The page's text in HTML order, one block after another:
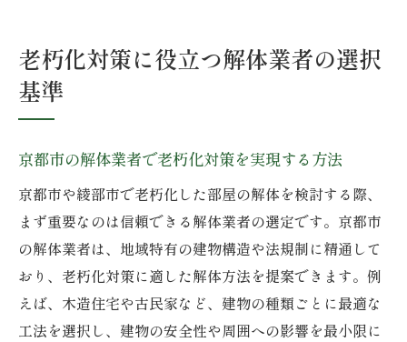
老朽化対策に役立つ解体業者の選択
基準
京都市の解体業者で老朽化対策を実現する方法
京都市や綾部市で老朽化した部屋の解体を検討する際、
まず重要なのは信頼できる解体業者の選定です。京都市
の解体業者は、地域特有の建物構造や法規制に精通して
おり、老朽化対策に適した解体方法を提案できます。例
えば、木造住宅や古民家など、建物の種類ごとに最適な
工法を選択し、建物の安全性や周囲への影響を最小限に